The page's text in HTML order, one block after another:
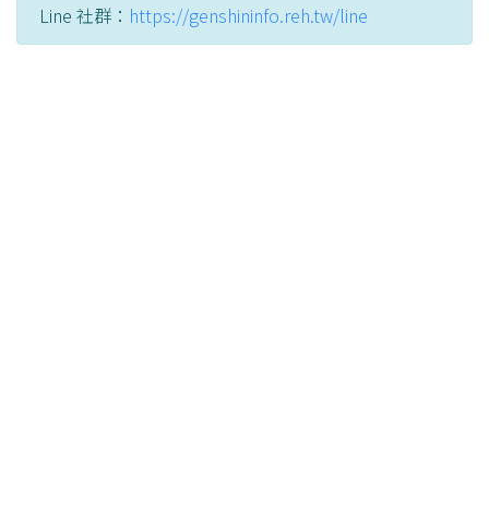
Line 社群： https://genshininfo.reh.tw/line